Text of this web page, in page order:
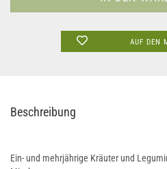
AUF DEN
Beschreibung
Ein- und mehrjährige Kräuter und